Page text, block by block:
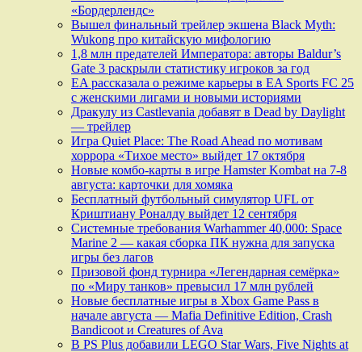
«Бордерлендс»
Вышел финальный трейлер экшена Black Myth:
Wukong про китайскую мифологию
1,8 млн предателей Императора: авторы Baldur’s
Gate 3 раскрыли статистику игроков за год
EA рассказала о режиме карьеры в EA Sports FC 25
с женскими лигами и новыми историями
Дракулу из Castlevania добавят в Dead by Daylight
— трейлер
Игра Quiet Place: The Road Ahead по мотивам
хоррора «Тихое место» выйдет 17 октября
Новые комбо-карты в игре Hamster Kombat на 7-8
августа: карточки для хомяка
Бесплатный футбольный симулятор UFL от
Криштиану Роналду выйдет 12 сентября
Системные требования Warhammer 40,000: Space
Marine 2 — какая сборка ПК нужна для запуска
игры без лагов
Призовой фонд турнира «Легендарная семёрка»
по «Миру танков» превысил 17 млн рублей
Новые бесплатные игры в Xbox Game Pass в
начале августа — Mafia Definitive Edition, Crash
Bandicoot и Creatures of Ava
В PS Plus добавили LEGO Star Wars, Five Nights at